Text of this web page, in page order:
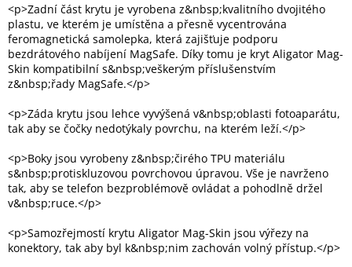
Domácnost
%
Black
Friday
VÝPRODEJ
Akční
zboží
TONERY
A
OEM
<p>Zadní část krytu je vyrobena z&nbsp;kvalitního dvojitého
plastu, ve kterém je umístěna a přesně vycentrována
feromagnetická samolepka, která zajišťuje podporu
bezdrátového nabíjení MagSafe. Díky tomu je kryt Aligator Mag-
Skin kompatibilní s&nbsp;veškerým příslušenstvím
z&nbsp;řady MagSafe.</p>
<p>Záda krytu jsou lehce vyvýšená v&nbsp;oblasti fotoaparátu,
tak aby se čočky nedotýkaly povrchu, na kterém leží.</p>
<p>Boky jsou vyrobeny z&nbsp;čirého TPU materiálu
s&nbsp;protiskluzovou povrchovou úpravou. Vše je navrženo
tak, aby se telefon bezproblémově ovládat a pohodlně držel
v&nbsp;ruce.</p>
<p>Samozřejmostí krytu Aligator Mag-Skin jsou výřezy na
konektory, tak aby byl k&nbsp;nim zachován volný přístup.</p>